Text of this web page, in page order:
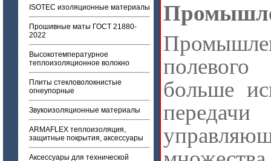
ISOTEC изоляционные материалы
Прошивные маты ГОСТ 21880-
2022
Высокотемпературное
теплоизоляционное волокно
Плиты стекловолокнистые
огнеупорные
Звукоизоляционные материалы
ARMAFLEX теплоизоляция,
защитные покрытия, аксессуары
Аксессуары для технической
больше